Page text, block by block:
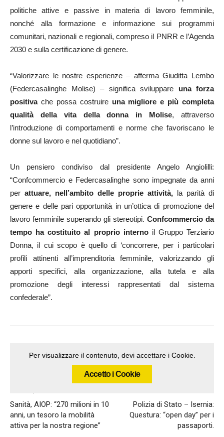
politiche attive e passive in materia di lavoro femminile,
nonché alla formazione e informazione sui programmi
comunitari, nazionali e regionali, compreso il PNRR e l’Agenda
2030 e sulla certificazione di genere.
“Valorizzare le nostre esperienze – afferma Giuditta Lembo
(Federcasalinghe Molise) – significa sviluppare una forza
positivache possa costruire una migliore e più completa
qualità della vita della donna in Molise, attraverso
l’introduzione di comportamenti e norme che favoriscano le
donne sul lavoro e nel quotidiano”.
Un pensiero condiviso dal presidente Angelo Angiolilli:
“Confcommercio e Federcasalinghe sono impegnate da anni
per attuare, nell’ambito delle proprie attività, la parità di
genere e delle pari opportunità in un’ottica di promozione del
lavoro femminile superando gli stereotipi. Confcommercio da
tempo ha costituito al proprio internoil Gruppo Terziario
Donna, il cui scopo è quello di ‘concorrere, per i particolari
profili attinenti all’imprenditoria femminile, valorizzando gli
apporti specifici, alla organizzazione, alla tutela e alla
promozione degli interessi rappresentati dal sistema
confederale”.
Per visualizzare il contenuto, devi accettare i Cookie.
Accetto i Cookie
Sanità, AIOP: “270 milioni in 10
anni, un tesoro la mobilità
attiva per la nostra regione”
Polizia di Stato – Isernia:
Questura: “open day” per i
passaporti.